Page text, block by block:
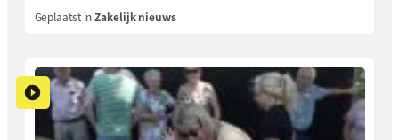
Geplaatst inZakelijk nieuws